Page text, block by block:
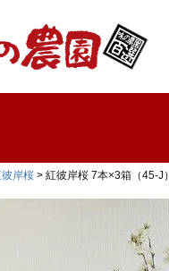
検索
岸桜 紅彼岸桜 7本×3箱（45-J）